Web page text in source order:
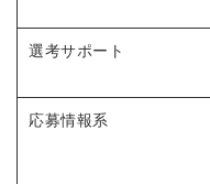
選考サポート
応募情報系